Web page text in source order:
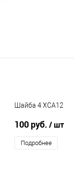
Шайба 4 XCA12
100 руб. / шт
Подробнее